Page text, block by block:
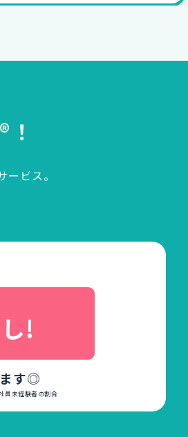
ビス。
!
す◎
員未経験者の割合